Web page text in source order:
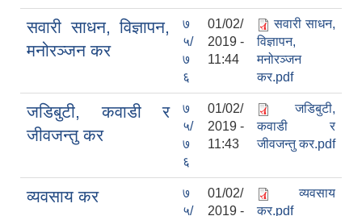
सवारी साधन, विज्ञापन,
मनोरञ्जन कर
७
५/
७
६
01/02/
2019 -
11:44
सवारी साधन,
विज्ञापन,
मनोरञ्जन
कर.pdf
जडिबुटी, कवाडी र
जीवजन्तु कर
७
५/
७
६
01/02/
2019 -
11:43
जडिबुटी,
कवाडी र
जीवजन्तु कर.pdf
व्यवसाय कर
७
५/
01/02/
2019 -
व्यवसाय
कर.pdf